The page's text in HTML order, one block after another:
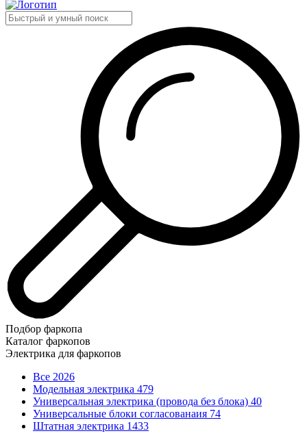
Подбор фаркопа
Каталог фаркопов
Электрика для фаркопов
Все 2026
Модельная электрика 479
Универсальная электрика (провода без блока) 40
Универсальные блоки согласованаия 74
Штатная электрика 1433